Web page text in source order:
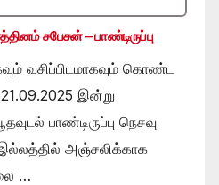
சபேசன் – பாண்டிருப்பு
வசிப்பிடமாகவும் கொண்ட
இன்று
பாண்டிருப்பு நெசவு
அஞ்சலிக்காக
…